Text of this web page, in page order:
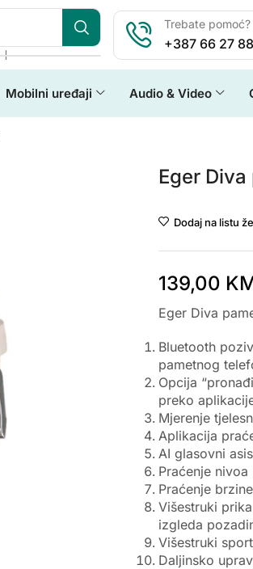
❘
Trebate
+387 66 27
Mobilni uređaji Audio & Video
Eger
Dodaj na listu
139,00
Eger Diva
Bluetooth
pametnog
Opcija
preko
Mjerenje
Aplikacija
AI glasovni
Praćenje
Praćenje
Višestruki
izgleda
Višestruki
Daljinsko